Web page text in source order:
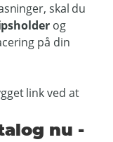
skal du
og
på din
nu -